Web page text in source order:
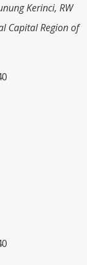
Kerinci, RW
Capital Region of